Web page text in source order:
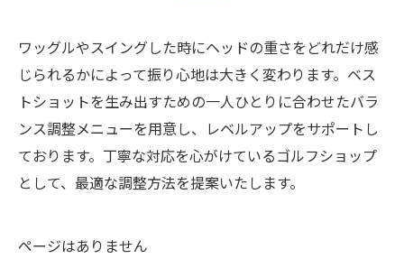
ワッグルやスイングした時にヘッドの重さをどれだけ感
じられるかによって振り心地は大きく変わります。ベス
トショットを生み出すための一人ひとりに合わせたバラ
ンス調整メニューを用意し、レベルアップをサポートし
ております。丁寧な対応を心がけているゴルフショップ
として、最適な調整方法を提案いたします。
ページはありません